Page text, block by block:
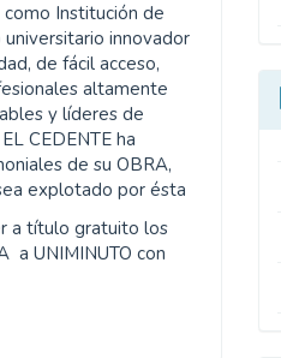
Institución de
innovador
de fácil acceso,
altamente
y líderes de
CEDENTE ha
de su OBRA,
explotado por ésta
a título gratuito los
a UNIMINUTO con